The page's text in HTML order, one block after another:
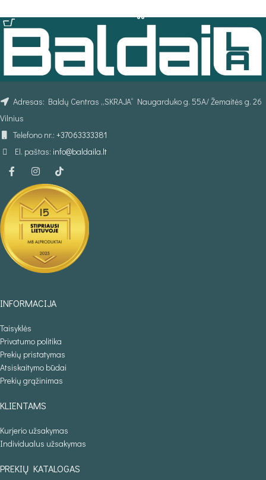
Adresas: Baldų Centras „SKRAJA“ Naugarduko g. 55A/ Žemaitės g. 26
Vilnius
Telefono nr.: +37063333381
El. paštas: info@baldaila.lt
INFORMACIJA
Taisyklės
Privatumo politika
Prekių pristatymas
Atsiskaitymo būdai
Prekių grąžinimas
KLIENTAMS
Kurjerio užsakymas
Individualus užsakymas
PREKIŲ KATALOGAS